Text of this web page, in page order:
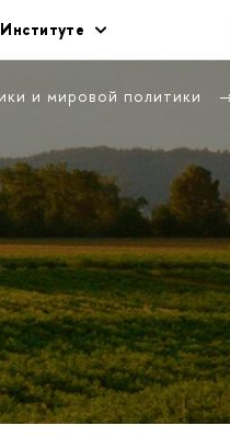
и мировой политики